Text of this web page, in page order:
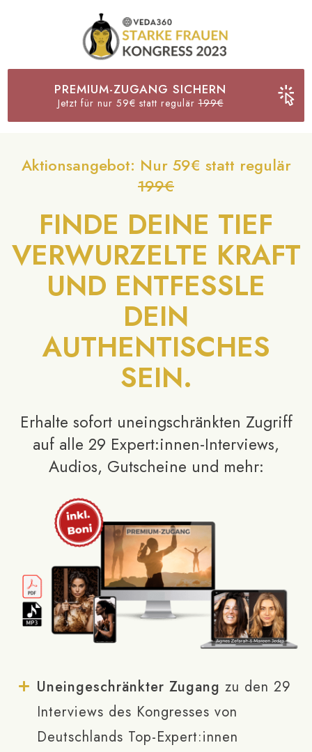
PREMIUM-ZUGANG SICHERN
Jetzt für nur 59€ statt regulär199€
Aktionsangebot: Nur 59€ statt regulär
199€
FINDE DEINE TIEF
VERWURZELTE KRAFT
UND ENTFESSLE
DEIN
AUTHENTISCHES
SEIN.
Erhalte sofort uneingschränkten Zugriff
auf alle 29 Expert:innen-Interviews,
Audios, Gutscheine und mehr:
Uneingeschränkter Zugang zu den 29
Interviews des Kongresses von
Deutschlands Top-Expert:innen